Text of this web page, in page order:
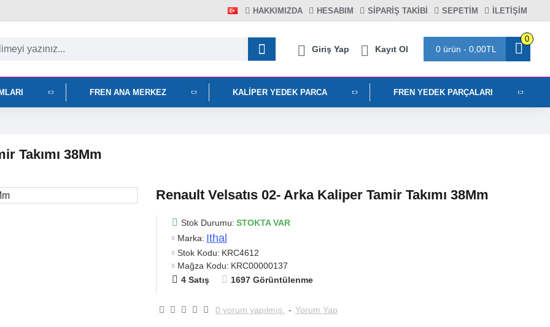
HAKKIMIZDA HESABIM SIPARIŞ TAKIBI SEPETIM İLETİŞİM
Giriş Yap Kayıt Ol 0 ürün - 0,00TL
0
FREN ANA MERKEZ KALIPER YEDEK PARCA FREN YEDEK PARÇALARI
Takımı 38Mm
Renault Velsatıs 02- Arka Kaliper Tamir Takımı 38Mm
Stok Durumu: STOKTA VAR
Marka: Ithal
Stok Kodu: KRC4612
Mağza Kodu: KRC00000137
4 Satış
1697 Görüntülenme
0 yorum yapılmış. - Yorum Yap